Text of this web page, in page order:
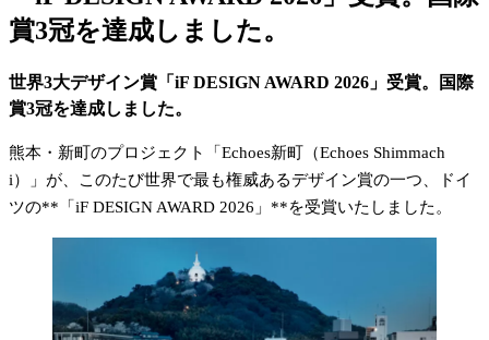
賞3冠を達成しました。
世界3大デザイン賞「iF DESIGN AWARD 2026」受賞。国際
賞3冠を達成しました。
熊本・新町のプロジェクト「Echoes新町（Echoes Shimmach
i）」が、このたび世界で最も権威あるデザイン賞の一つ、ドイ
ツの**「iF DESIGN AWARD 2026」**を受賞いたしました。